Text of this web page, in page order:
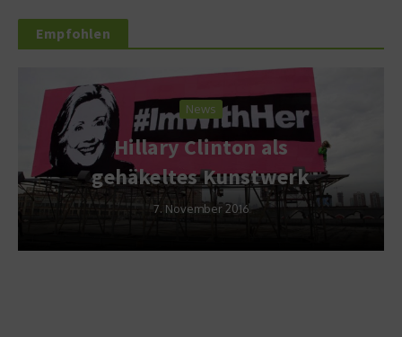
Empfohlen
News
Hillary Clinton als
gehäkeltes Kunstwerk
7. November 2016